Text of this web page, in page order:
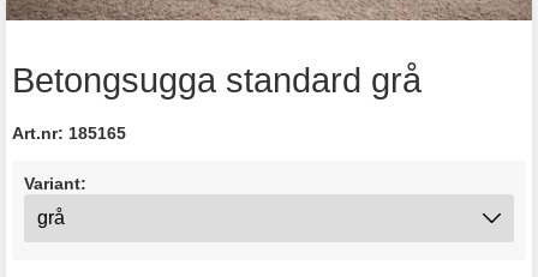
Betongsugga standard grå
Art.nr: 185165
Variant: